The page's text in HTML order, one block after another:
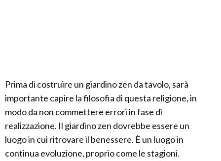
Prima di costruire un giardino zen da tavolo, sarà
importante capire la filosofia di questa religione, in
modo da non commettere errori in fase di
realizzazione. Il giardino zen dovrebbe essere un
luogo in cui ritrovare il benessere. È un luogo in
continua evoluzione, proprio come le stagioni.